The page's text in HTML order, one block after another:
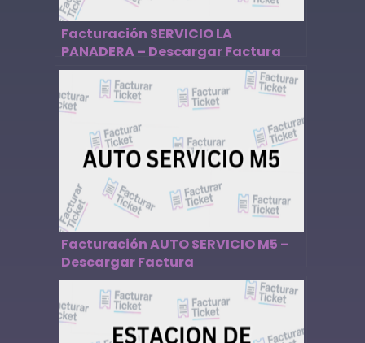
Facturación SERVICIO LA
PANADERA – Descargar Factura
Facturación AUTO SERVICIO M5 –
Descargar Factura